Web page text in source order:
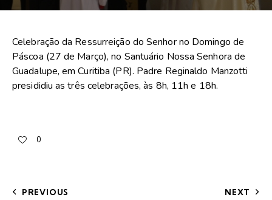
Celebração da Ressurreição do Senhor no Domingo de
Páscoa (27 de Março), no Santuário Nossa Senhora de
Guadalupe, em Curitiba (PR). Padre Reginaldo Manzotti
presididiu as três celebrações, às 8h, 11h e 18h.
0
PREVIOUS NEXT